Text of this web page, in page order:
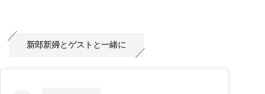
新郎新婦とゲストと一緒に